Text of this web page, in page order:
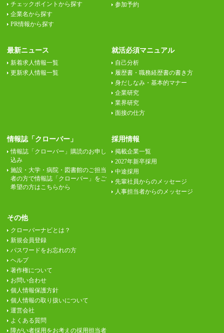
チェックポイントから探す
企業名から探す
PR情報から探す
参加予約
最新ニュース
新着求人情報一覧
更新求人情報一覧
就活必須マニュアル
自己分析
履歴書・職務経歴書の書き方
身だしなみ・基本的マナー
企業研究
業界研究
面接の仕方
情報誌「クローバー」
情報誌「クローバー」購読のお申し
込み
施設・大学・病院・図書館のご担当
者の方で情報誌「クローバー」をご
希望の方はこちらから
採用情報
掲載企業一覧
2027年新卒採用
中途採用
先輩社員からのメッセージ
人事担当者からのメッセージ
その他
クローバーナビとは？
新規会員登録
パスワードをお忘れの方
ヘルプ
著作権について
お問い合わせ
個人情報保護方針
個人情報の取り扱いについて
運営会社
よくある質問
障がい者採用をお考えの採用担当者